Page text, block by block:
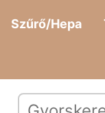
Szűrő/Hepa